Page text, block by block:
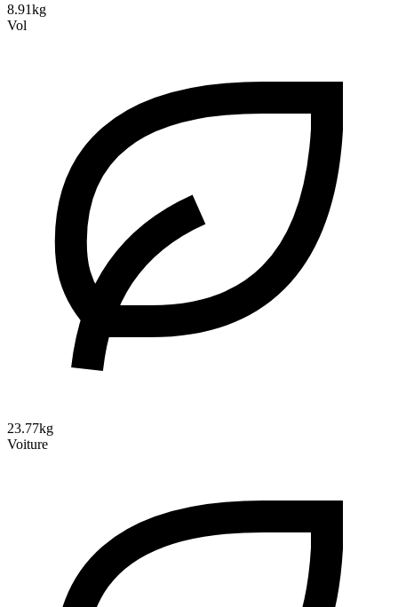
8.91kg
Vol
23.77kg
Voiture